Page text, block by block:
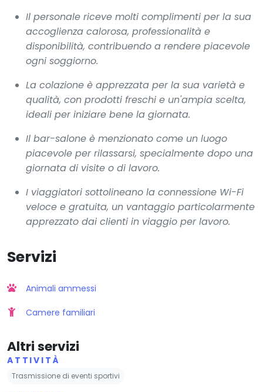
Il personale riceve molti complimenti per la sua
accoglienza calorosa, professionalità e
disponibilità, contribuendo a rendere piacevole
ogni soggiorno.
La colazione è apprezzata per la sua varietà e
qualità, con prodotti freschi e un'ampia scelta,
ideali per iniziare bene la giornata.
Il bar-salone è menzionato come un luogo
piacevole per rilassarsi, specialmente dopo una
giornata di visite o di lavoro.
I viaggiatori sottolineano la connessione Wi-Fi
veloce e gratuita, un vantaggio particolarmente
apprezzato dai clienti in viaggio per lavoro.
Servizi
Animali ammessi
Camere familiari
Altri servizi
ATTIVITÀ
Trasmissione di eventi sportivi